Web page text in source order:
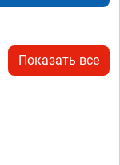
Показать все